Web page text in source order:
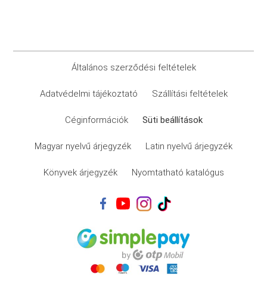
Általános szerződési feltételek
Adatvédelmi tájékoztató Szállítási feltételek
Céginformációk Süti beállítások
Magyar nyelvű árjegyzék Latin nyelvű árjegyzék
Könyvek árjegyzék Nyomtatható katalógus